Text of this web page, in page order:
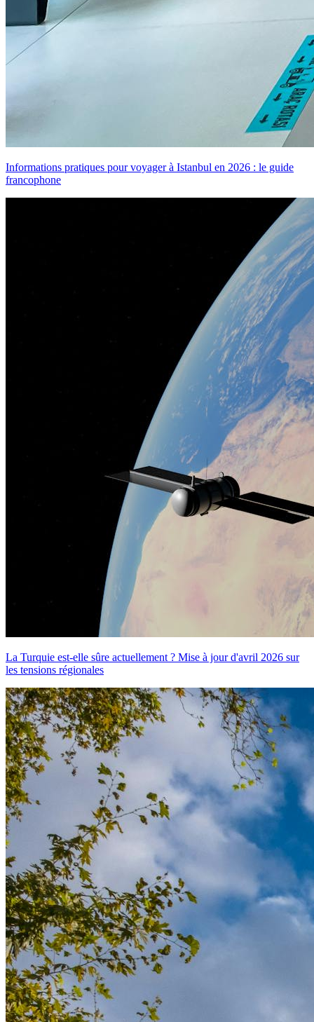
Informations pratiques pour voyager à Istanbul en 2026 : le guide
francophone
La Turquie est-elle sûre actuellement ? Mise à jour d'avril 2026 sur
les tensions régionales